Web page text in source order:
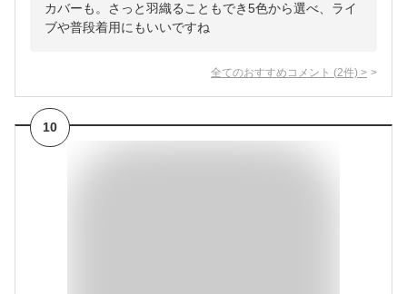
カバーも。さっと羽織ることもでき5色から選べ、ライ
ブや普段着用にもいいですね
全てのおすすめコメント (2件) >
10